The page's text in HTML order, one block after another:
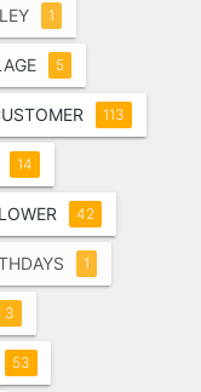
1
5
113
14
42
1
3
53